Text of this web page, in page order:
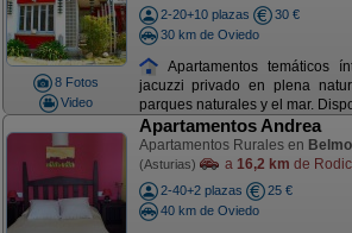
8 Fotos
Video
2-20+10 plazas
30 €
30 km de Oviedo
Apartamentos temáticos
jacuzzi privado en plena
parques naturales y el mar.
Apartamentos Andrea
Apartamentos Rurales en
(Asturias) a 16,2 km de
2-40+2 plazas
25 €
40 km de Oviedo